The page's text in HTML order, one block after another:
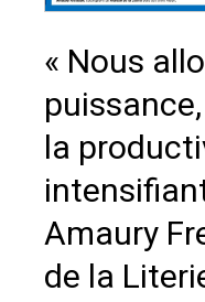
« Nous
la
Amaury
de la